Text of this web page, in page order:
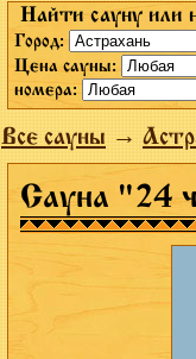
Найти сауну или
Город:
Цена сауны:
номера:
Все сауны→
Сауна "24